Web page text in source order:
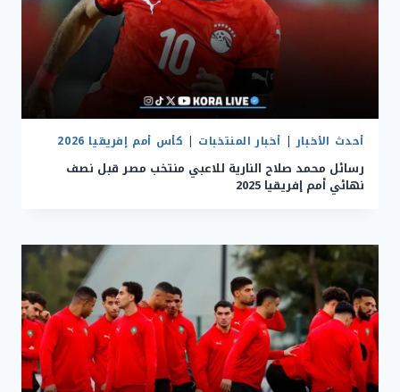
أحدث الأخبار| أخبار المنتخبات | كأس أمم إفريقيا 2026
رسائل محمد صلاح النارية للاعبي منتخب مصر قبل نصف
نهائي أمم إفريقيا 2025